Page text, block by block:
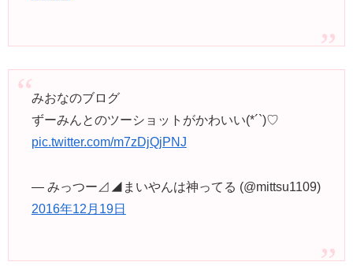
みおなのブログ
ずーみんとのツーショットがかわいい(*´`)♡
pic.twitter.com/m7zDjQjPNJ
— みっつー⊿◢まいやんは神ってる (@mittsu1109)
2016年12月19日